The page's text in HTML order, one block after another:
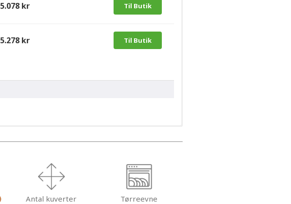
5.078 kr Til Butik
5.278 kr Til Butik
Antal kuverter Tørreevne